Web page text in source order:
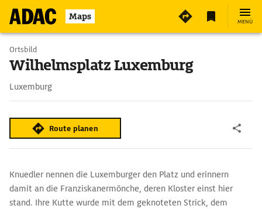
Maps MENÜ
Ortsbild
Wilhelmsplatz Luxemburg
Luxemburg
Route planen
Knuedler nennen die Luxemburger den Platz und erinnern
damit an die Franziskanermönche, deren Kloster einst hier
stand. Ihre Kutte wurde mit dem geknoteten Strick, dem